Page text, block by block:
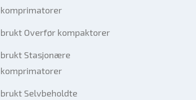
komprimatorer
brukt Overfør kompaktorer
brukt Stasjonære
komprimatorer
brukt Selvbeholdte